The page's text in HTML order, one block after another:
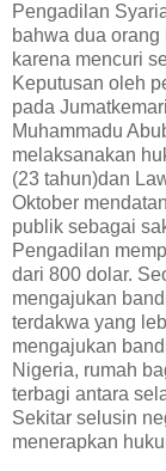
Pengadilan
bahwa dua
karena mencuri
Keputusan oleh
pada
Muhammadu
melaksanakan
(23 tahun)dan
Oktober
publik sebagai
Pengadilan
dari 800 dolar.
mengajukan
terdakwa yang
mengajukan
Nigeria, rumah
terbagi antara
Sekitar selusin
menerapkan